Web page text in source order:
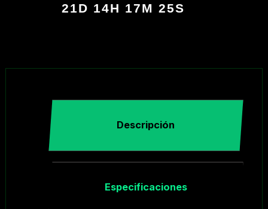
21D 14H 17M 25S
Descripción
Especificaciones